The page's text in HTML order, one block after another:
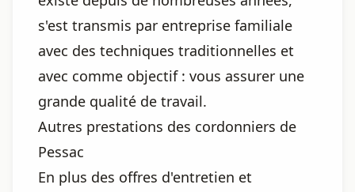
s'est transmis par entreprise familiale
avec des techniques traditionnelles et
avec comme objectif : vous assurer une
grande qualité de travail.
Autres prestations des cordonniers de
Pessac
En plus des offres d'entretien et